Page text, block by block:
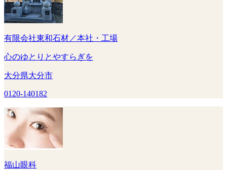
有限会社東和石材／本社・工場
心のゆとりとやすらぎを
大分県大分市
0120-140182
福山眼科